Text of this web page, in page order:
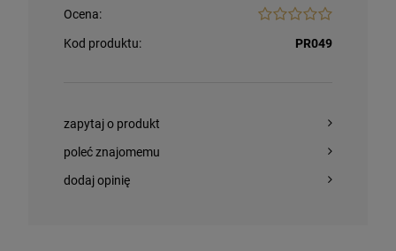
Ocena:
Kod produktu: PR049
zapytaj o produkt
poleć znajomemu
dodaj opinię